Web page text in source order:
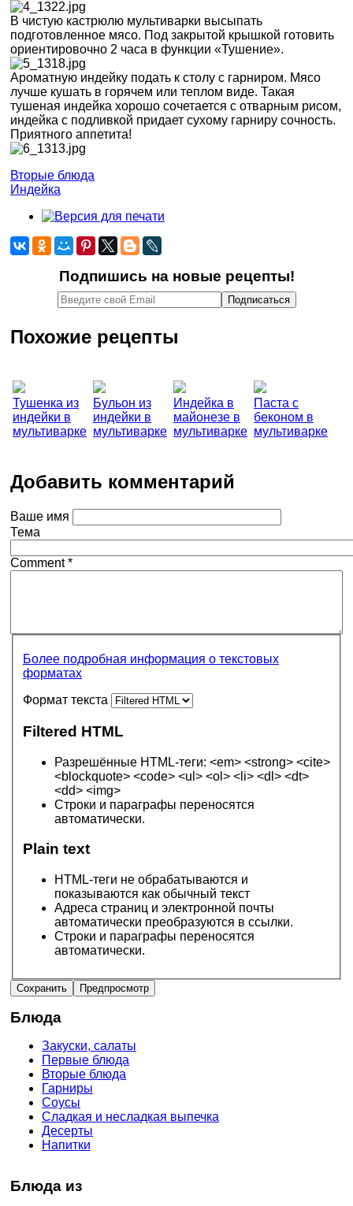
В чистую кастрюлю мультиварки высыпать
подготовленное мясо. Под закрытой крышкой готовить
ориентировочно 2 часа в функции «Тушение».
Ароматную индейку подать к столу с гарниром. Мясо
лучше кушать в горячем или теплом виде. Такая
тушеная индейка хорошо сочетается с отварным рисом,
индейка с подливкой придает сухому гарниру сочность.
Приятного аппетита!
Вторые блюда
Индейка
Подпишись на новые рецепты!
Похожие рецепты
Тушенка из
индейки в
мультиварке
Бульон из
индейки в
мультиварке
Индейка в
майонезе в
мультиварке
Паста с
беконом в
мультиварке
Добавить комментарий
Ваше имя
Тема
Comment*
Более подробная информация о текстовых
форматах
Формат текста
Filtered HTML
Разрешённые HTML-теги: <em> <strong> <cite>
<blockquote> <code> <ul> <ol> <li> <dl> <dt>
<dd> <img>
Строки и параграфы переносятся
автоматически.
Plain text
HTML-теги не обрабатываются и
показываются как обычный текст
Адреса страниц и электронной почты
автоматически преобразуются в ссылки.
Строки и параграфы переносятся
автоматически.
Блюда
Закуски, салаты
Первые блюда
Вторые блюда
Гарниры
Соусы
Сладкая и несладкая выпечка
Десерты
Напитки
Блюда из